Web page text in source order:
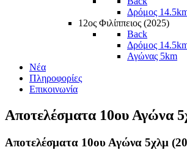
Δρόμος
12ος Φιλίππειος (2025)
Back
Δρόμος
Αγώνας 5km
Νέα
Πληροφορίες
Επικοινωνία
Αποτελέσματα 10ου Αγώνα
Αποτελέσματα 10ου Αγώνα 5χλμ